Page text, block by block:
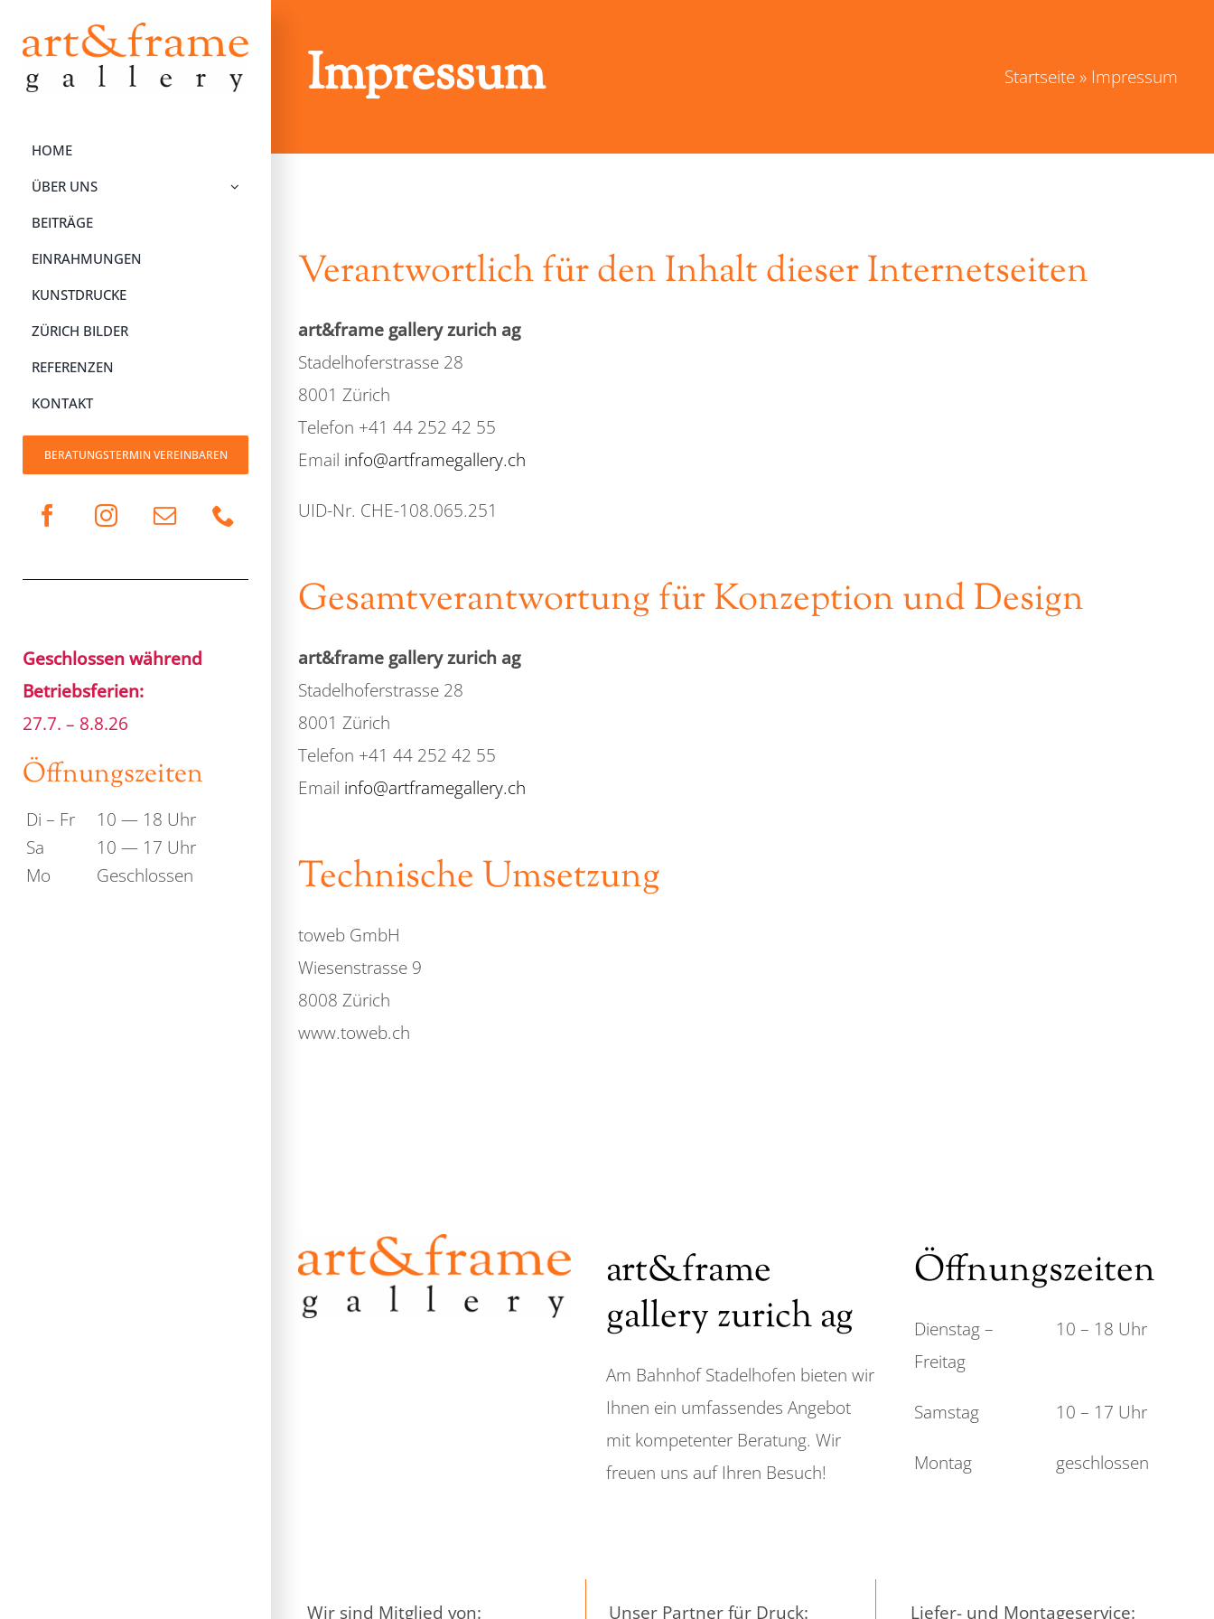
Inhalt
springen
Impressum Startseite» Impressum
Verantwortlich für den Inhalt dieser Internetseiten
art&frame gallery zurich ag
Stadelhoferstrasse 28
8001 Zürich
Telefon +41 44 252 42 55
Email info@artframegallery.ch
UID-Nr. CHE-108.065.251
Gesamtverantwortung für Konzeption und Design
art&frame gallery zurich ag
Stadelhoferstrasse 28
8001 Zürich
Telefon +41 44 252 42 55
Email info@artframegallery.ch
Technische Umsetzung
toweb GmbH
Wiesenstrasse 9
8008 Zürich
www.toweb.ch
art&frame
gallery zurich ag
Am Bahnhof Stadelhofen bieten wir
Ihnen ein umfassendes Angebot
mit kompetenter Beratung. Wir
freuen uns auf Ihren Besuch!
Öffnungszeiten
Dienstag –
Freitag
10 – 18 Uhr
Samstag 10 – 17 Uhr
Montag geschlossen
Wir sind Mitglied von: Unser Partner für Druck: Liefer- und Montageservice:
HOME
ÜBER UNS
BEITRÄGE
EINRAHMUNGEN
KUNSTDRUCKE
ZÜRICH BILDER
REFERENZEN
KONTAKT
BERATUNGSTERMIN VEREINBAREN
Geschlossen während
Betriebsferien:
27.7. – 8.8.26
Öffnungszeiten
Di – Fr
10 — 18 Uhr
Sa
10 — 17 Uhr
Mo
Geschlossen